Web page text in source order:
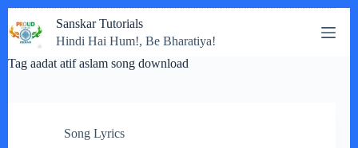
to
content
Sanskar Tutorials
Hindi Hai Hum!, Be Bharatiya!
Tag aadat atif aslam song download
Song Lyrics